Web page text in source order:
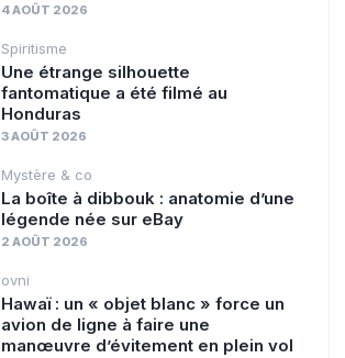
4 AOÛT 2026
Spiritisme
Une étrange silhouette
fantomatique a été filmé au
Honduras
3 AOÛT 2026
Mystère & co
La boîte à dibbouk : anatomie d’une
légende née sur eBay
2 AOÛT 2026
ovni
Hawaï : un « objet blanc » force un
avion de ligne à faire une
manœuvre d’évitement en plein vol